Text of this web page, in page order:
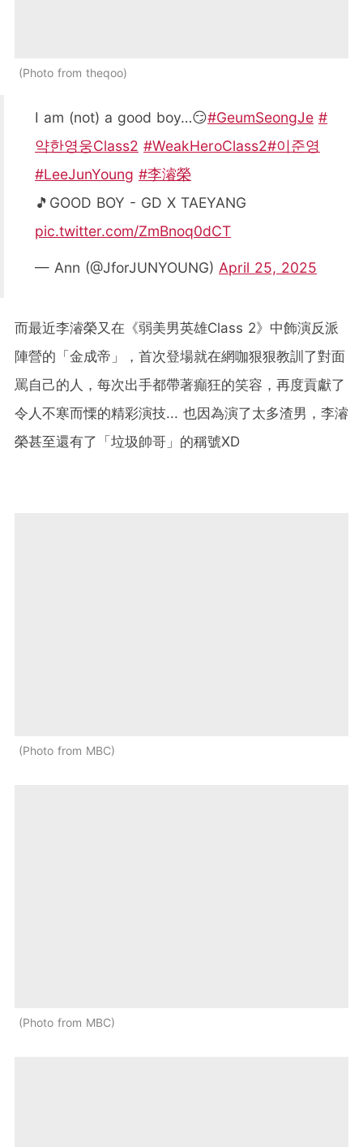
Photo from theqoo
I am (not) a good boy…😏#GeumSeongJe #
약한영웅Class2 #WeakHeroClass2#이준영
#LeeJunYoung #李濬榮
🎵GOOD BOY - GD X TAEYANG
pic.twitter.com/ZmBnoq0dCT
— Ann (@JforJUNYOUNG) April 25, 2025
而最近李濬榮又在《弱美男英雄Class 2》中飾演反派
陣營的「金成帝」，首次登場就在網咖狠狠教訓了對面
罵自己的人，每次出手都帶著癲狂的笑容，再度貢獻了
令人不寒而慄的精彩演技... 也因為演了太多渣男，李濬
榮甚至還有了「垃圾帥哥」的稱號XD
Photo from MBC
Photo from MBC